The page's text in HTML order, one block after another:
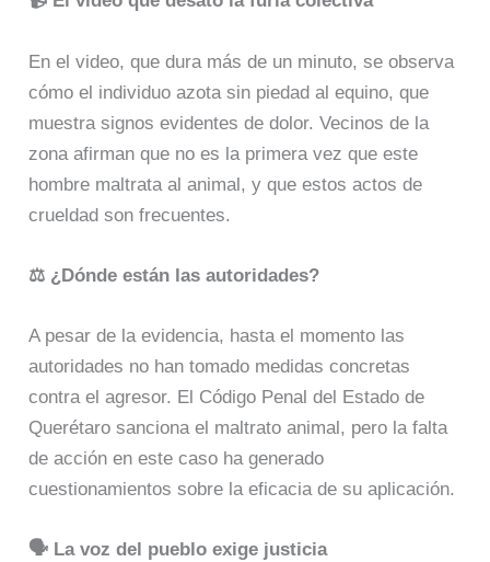
En el video, que dura más de un minuto, se observa
cómo el individuo azota sin piedad al equino, que
muestra signos evidentes de dolor. Vecinos de la
zona afirman que no es la primera vez que este
hombre maltrata al animal, y que estos actos de
crueldad son frecuentes.​
⚖️ ¿Dónde están las autoridades?
A pesar de la evidencia, hasta el momento las
autoridades no han tomado medidas concretas
contra el agresor. El Código Penal del Estado de
Querétaro sanciona el maltrato animal, pero la falta
de acción en este caso ha generado
cuestionamientos sobre la eficacia de su aplicación.​
🗣️ La voz del pueblo exige justicia